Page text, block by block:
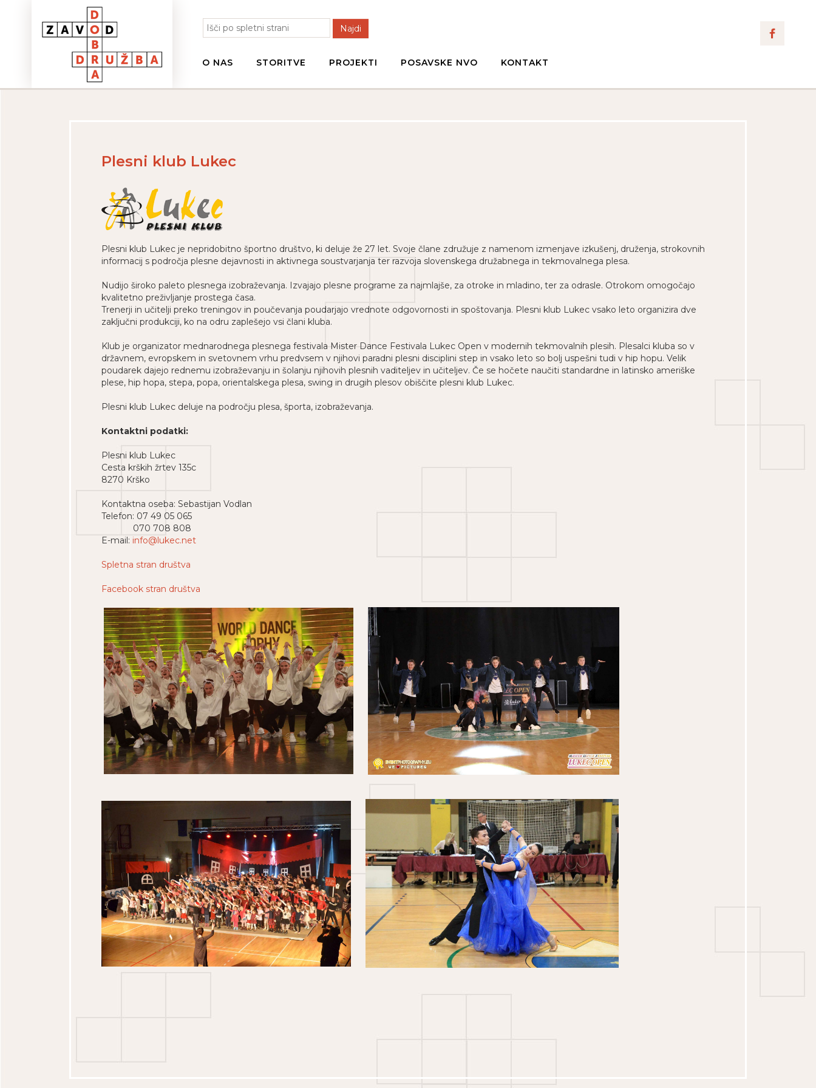
Najdi
O NAS STORITVE PROJEKTI POSAVSKE NVO KONTAKT
Plesni klub Lukec
Plesni klub Lukec je nepridobitno športno društvo, ki deluje že 27 let. Svoje člane združuje z namenom izmenjave izkušenj, druženja, strokovnih
informacij s področja plesne dejavnosti in aktivnega soustvarjanja ter razvoja slovenskega družabnega in tekmovalnega plesa.
Nudijo široko paleto plesnega izobraževanja. Izvajajo plesne programe za najmlajše, za otroke in mladino, ter za odrasle. Otrokom omogočajo
kvalitetno preživljanje prostega časa.
Trenerji in učitelji preko treningov in poučevanja poudarjajo vrednote odgovornosti in spoštovanja. Plesni klub Lukec vsako leto organizira dve
zaključni produkciji, ko na odru zaplešejo vsi člani kluba.
Klub je organizator mednarodnega plesnega festivala Mister Dance Festivala Lukec Open v modernih tekmovalnih plesih. Plesalci kluba so v
državnem, evropskem in svetovnem vrhu predvsem v njihovi paradni plesni disciplini step in vsako leto so bolj uspešni tudi v hip hopu. Velik
poudarek dajejo rednemu izobraževanju in šolanju njihovih plesnih vaditeljev in učiteljev. Če se hočete naučiti standardne in latinsko ameriške
plese, hip hopa, stepa, popa, orientalskega plesa, swing in drugih plesov obiščite plesni klub Lukec.
Plesni klub Lukec deluje na področju plesa, športa, izobraževanja.
Kontaktni podatki:
Plesni klub Lukec
Cesta krških žrtev 135c
8270 Krško
Kontaktna oseba: Sebastijan Vodlan
Telefon: 07 49 05 065
070 708 808
E-mail: info@lukec.net
Spletna stran društva
Facebook stran društva